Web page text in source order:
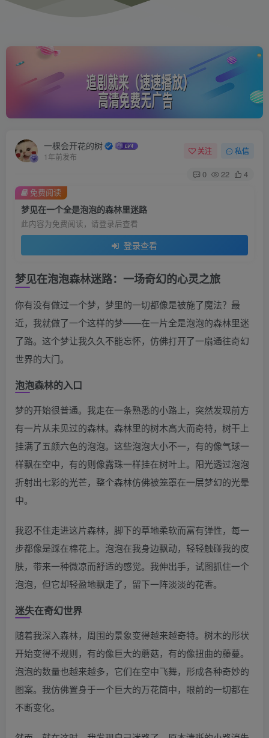
一棵会开花的树
1年前发布
关注 私信
0 22 4
梦见在一个全是泡泡的森林里迷路
此内容为免费阅读，请登录后查看
登录查看
免费阅读
梦见在泡泡森林迷路：一场奇幻的心灵之旅
你有没有做过一个梦，梦里的一切都像是被施了魔法？最
近，我就做了一个这样的梦——在一片全是泡泡的森林里迷
了路。这个梦让我久久不能忘怀，仿佛打开了一扇通往奇幻
世界的大门。
泡泡森林的入口
梦的开始很普通。我走在一条熟悉的小路上，突然发现前方
有一片从未见过的森林。森林里的树木高大而奇特，树干上
挂满了五颜六色的泡泡。这些泡泡大小不一，有的像气球一
样飘在空中，有的则像露珠一样挂在树叶上。阳光透过泡泡
折射出七彩的光芒，整个森林仿佛被笼罩在一层梦幻的光晕
中。
我忍不住走进这片森林，脚下的草地柔软而富有弹性，每一
步都像是踩在棉花上。泡泡在我身边飘动，轻轻触碰我的皮
肤，带来一种微凉而舒适的感觉。我伸出手，试图抓住一个
泡泡，但它却轻盈地飘走了，留下一阵淡淡的花香。
迷失在奇幻世界
随着我深入森林，周围的景象变得越来越奇特。树木的形状
开始变得不规则，有的像巨大的蘑菇，有的像扭曲的藤蔓。
泡泡的数量也越来越多，它们在空中飞舞，形成各种奇妙的
图案。我仿佛置身于一个巨大的万花筒中，眼前的一切都在
不断变化。